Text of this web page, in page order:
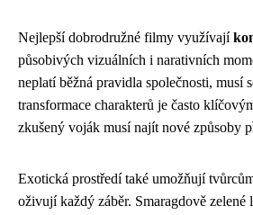
Nejlepší dobrodružné filmy využívají
působivých vizuálních i narativních
neplatí běžná pravidla společnosti, musí
transformace charakterů je často
zkušený voják musí najít nové způsoby
Exotická prostředí také umožňují
oživují každý záběr. Smaragdově zelené